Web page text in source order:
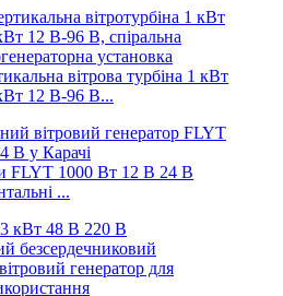
вітрова турбіна 1 кВт
12 В-96 В...
FLYT 1000 Вт 12 В 24 В
...